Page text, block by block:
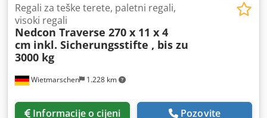
Wietmarschen 1.228 km
Regali za teške terete, paletni regali,
visoki regali
Nedcon Traverse 270 x 11 x 4
cm inkl. Sicherungsstifte , bis zu
3000 kg
Informacije o cijeni Pozovite